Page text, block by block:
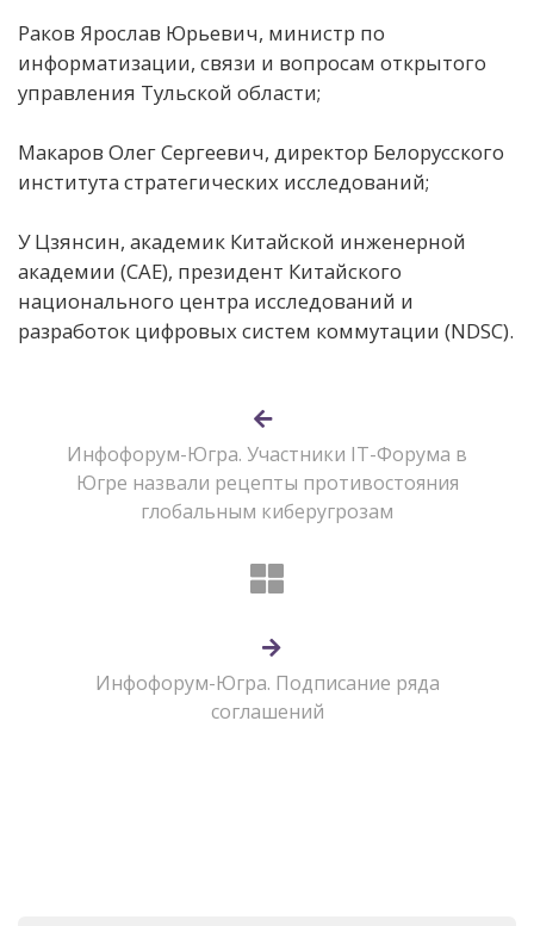
Раков Ярослав Юрьевич, министр по
информатизации, связи и вопросам открытого
управления Тульской области;
Макаров Олег Сергеевич, директор Белорусского
института стратегических исследований;
У Цзянсин, академик Китайской инженерной
академии (CAE), президент Китайского
национального центра исследований и
разработок цифровых систем коммутации (NDSC).
Инфофорум-Югра. Участники IT-Форума в
Югре назвали рецепты противостояния
глобальным киберугрозам
Инфофорум-Югра. Подписание ряда
соглашений